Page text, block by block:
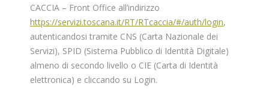
CACCIA – Front Office all’indirizzo
https://servizi.toscana.it/RT/RTcaccia/#/auth/login,
autenticandosi tramite CNS (Carta Nazionale dei
Servizi), SPID (Sistema Pubblico di Identità Digitale)
almeno di secondo livello o CIE (Carta di Identità
elettronica) e cliccando su Login.